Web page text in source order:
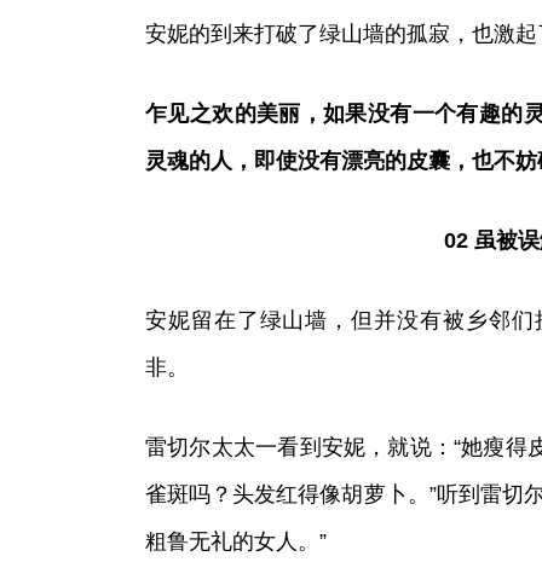
安妮的到来打破了绿山墙的孤寂，也激
乍见之欢的美丽，如果没有一个有趣的
灵魂的人，即使没有漂亮的皮囊，也不
02 虽被
安妮留在了绿山墙，但并没有被乡邻
非。
雷切尔太太一看到安妮，就说：“她瘦
雀斑吗？头发红得像胡萝卜。”听到雷切
粗鲁无礼的女人。”